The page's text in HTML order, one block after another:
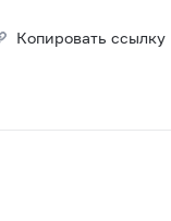
Копировать ссылку